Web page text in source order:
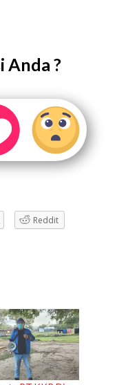
Anda ?
Reddit